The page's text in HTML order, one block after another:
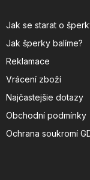
Jak se starat o
Jak šperky balíme?
Reklamace
Vrácení zboží
Najčastejšie dotazy
Obchodní podmínky
Ochrana soukromí